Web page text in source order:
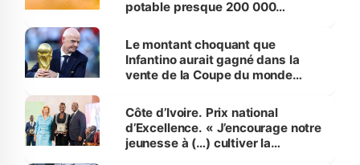
potable presque 200 000
Le montant choquant que
Infantino aurait gagné dans la
vente de la Coupe du monde
Côte d’Ivoire. Prix national
d’Excellence. « J’encourage notre
jeunesse à (…) cultiver la